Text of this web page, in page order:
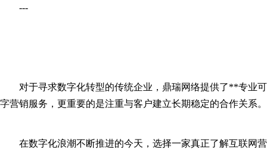
---
对于寻求数字化转型的传统企业，鼎瑞网络提供了**专
字营销服务，更重要的是注重与客户建立长期稳定的合作关系。
在数字化浪潮不断推进的今天，选择一家真正了解互联网